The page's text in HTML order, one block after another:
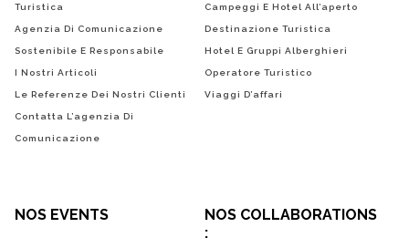
Turistica
Agenzia Di Comunicazione
Sostenibile E Responsabile
I Nostri Articoli
Le Referenze Dei Nostri Clienti
Contatta L’agenzia Di
Comunicazione
Campeggi E Hotel All’aperto
Destinazione Turistica
Hotel E Gruppi Alberghieri
Operatore Turistico
Viaggi D’affari
NOS EVENTS
NOS COLLABORATIONS
: